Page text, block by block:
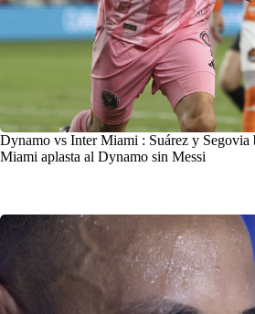
Dynamo vs Inter Miami : Suárez y Segovia
Miami aplasta al Dynamo sin Messi